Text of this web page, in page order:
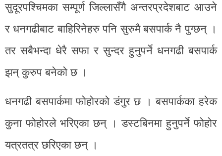
सुदूरपश्चिमका सम्पूर्ण जिल्लासँगै अन्तरप्रदेशबाट आउने
र धनगढीबाट बाहिरिनेहरु पनि सुरुमै बसपार्क नै पुग्छन् ।
तर सबैभन्दा धेरै सफा र सुन्दर हुनुपर्ने धनगढी बसपार्क
झन् कुरुप बनेको छ ।
धनगढी बसपार्कमा फोहोरको डंगुर छ । बसपार्कका हरेक
कुना फोहोरले भरिएका छन् । डस्टबिनमा हुनुपर्ने फोहोर
यत्रतत्र छरिएका छन् ।